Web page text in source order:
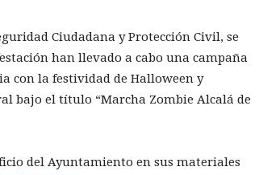
Ciudadana y Protección Civil, se
han llevado a cabo una campaña
con la festividad de Halloween y
bajo el título “Marcha Zombie Alcalá de
del Ayuntamiento en sus materiales